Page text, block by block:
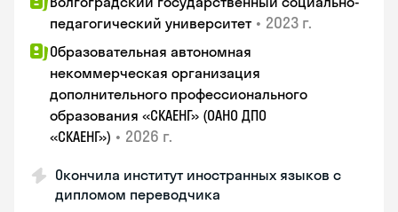
педагогический университет • 2023 г.
Образовательная автономная
некоммерческая организация
дополнительного профессионального
образования «СКАЕНГ» (ОАНО ДПО
«СКАЕНГ») • 2026 г.
Окончила институт иностранных языков с
дипломом переводчика